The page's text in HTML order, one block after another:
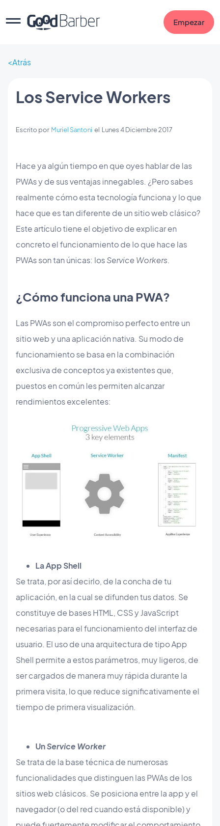
Empezar
Atrás
Los Service Workers
Escrito por Muriel Santoni el Lunes 4 Diciembre 2017
Hace ya algún tiempo en que oyes hablar de las
PWAs y de sus ventajas innegables. ¿Pero sabes
realmente cómo esta tecnología funciona y lo que
hace que es tan diferente de un sitio web clásico?
Este artículo tiene el objetivo de explicar en
concreto el funcionamiento de lo que hace las
PWAs son tan únicas: losService Workers.
¿Cómo funciona una PWA?
Las PWAs son el compromiso perfecto entre un
sitio web y una aplicación nativa. Su modo de
funcionamiento se basa en la combinación
exclusiva de conceptos ya existentes que,
puestos en común les permiten alcanzar
rendimientos excelentes:
La App Shell
Se trata, por así decirlo, de la concha de tu
aplicación, en la cual se difunden tus datos. Se
constituye de bases HTML, CSS y JavaScript
necesarias para el funcionamiento del interfaz de
usuario. El uso de una arquitectura de tipo App
Shell permite a estos parámetros, muy ligeros, de
ser cargados de manera muy rápida durante la
primera visita, lo que reduce significativamente el
tiempo de primera visualización.
​UnService Worker
​Se trata de la base técnica de numerosas
funcionalidades que distinguen las PWAs de los
sitios web clásicos. Se posiciona entre la app y el
navegador (o del red cuando está disponible) y